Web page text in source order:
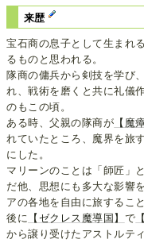
来歴
宝石商の息子として生まれ
るものと思われる。
隊商の傭兵から剣技を学び
れ、戦術を磨くと共に礼儀
のもこの頃。
ある時、父親の隊商が 【魔
れていたところ、魔界を旅
にした。
マリーンのことは「師匠」
だ他、思想にも多大な影響
アの各地を自由に旅するこ
後に 【ゼクレス魔導国】 で
から譲り受けたアストルテ